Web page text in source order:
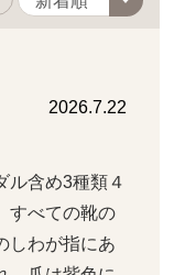
2026.7.22
ル含め3種類４
すべての靴の
しわが指にあ